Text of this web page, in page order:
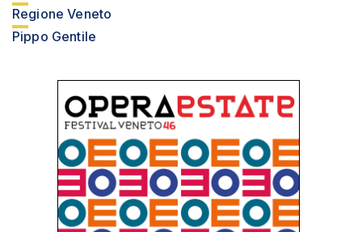
Regione Veneto
Pippo Gentile